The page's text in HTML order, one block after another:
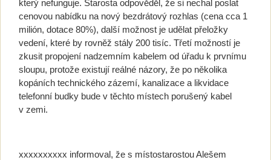
který nefunguje. Starosta odpověděl, že si nechal poslat
cenovou nabídku na nový bezdrátový rozhlas (cena cca 1
milión, dotace 80%), další možnost je udělat přeložky
vedení, které by rovněž stály 200 tisíc. Třetí možností je
zkusit propojení nadzemním kabelem od úřadu k prvnímu
sloupu, protože existují reálné názory, že po několika
kopáních technického zázemí, kanalizace a likvidace
telefonní budky bude v těchto místech porušený kabel
v zemi.
xxxxxxxxxx informoval, že s místostarostou Alešem